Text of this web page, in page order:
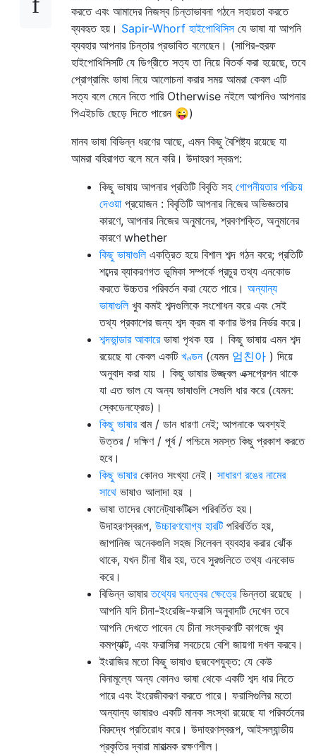
করতে এবং আমাদের নিজস্ব চিন্তাভাবনা গঠনে সহায়তা করতে
ব্যবহৃত হয়। Sapir-Whorf হাইপোথিসিসযে ভাষা যা আপনি
ব্যবহার আপনার চিন্তার প্রভাবিত বলেছেন। (সাপির-হুরফ
হাইপোথিসিসটি যে ডিগ্রীতে সত্য তা নিয়ে বিতর্ক করা হয়েছে, তবে
প্রোগ্রামিং ভাষা নিয়ে আলোচনা করার সময় আমরা কেবল এটি
সত্য বলে মেনে নিতে পারি Otherwise নইলে আপনিও আপনার
পিএইচডি ছেড়ে দিতে পারেন 😜)
মানব ভাষা বিভিন্ন ধরণের আছে, এমন কিছু বৈশিষ্ট্য রয়েছে যা
আমরা বহিরাগত বলে মনে করি। উদাহরণ স্বরূপ:
কিছু ভাষায় আপনার প্রতিটি বিবৃতি সহ গোপনীয়তার পরিচয়
দেওয়া প্রয়োজন : বিবৃতিটি আপনার নিজের অভিজ্ঞতার
কারণে, আপনার নিজের অনুমানের, শ্রবণশক্তি, অনুমানের
কারণে whether
কিছু ভাষাগুলিএকত্রিত হয়ে বিশাল শব্দ গঠন করে; প্রতিটি
শব্দের ব্যাকরণগত ভূমিকা সম্পর্কে প্রচুর তথ্য এনকোড
করতে উচ্চতর পরিবর্তন করা যেতে পারে। অন্যান্য
ভাষাগুলিখুব কমই শব্দগুলিকে সংশোধন করে এবং সেই
তথ্য প্রকাশের জন্য শব্দ ক্রম বা কণার উপর নির্ভর করে।
শব্দভান্ডার আকারেভাষা পৃথক হয় । কিছু ভাষায় এমন শব্দ
রয়েছে যা কেবল একটি খণ্ডন(যেমন 엄친아 ) দিয়ে
অনুবাদ করা যায় । কিছু ভাষার উজ্জ্বল এক্সপ্রেশন থাকে
যা এত ভাল যে অন্য ভাষাগুলি সেগুলি ধার করে (যেমন:
স্কেডেনফ্রেড)।
কিছু ভাষারবাম / ডান ধারণা নেই; আপনাকে অবশ্যই
উত্তর / দক্ষিণ / পূর্ব / পশ্চিমে সমস্ত কিছু প্রকাশ করতে
হবে।
কিছু ভাষারকোনও সংখ্যা নেই। সাধারণ রঙের নামের
সাথে ভাষাও আলাদা হয় ।
ভাষা তাদের ফোনেট্যাকটিক্সে পরিবর্তিত হয়।
উদাহরণস্বরূপ, উচ্চারণযোগ্য হারটিপরিবর্তিত হয়,
জাপানিজ অনেকগুলি সহজ সিলেবল ব্যবহার করার ঝোঁক
থাকে, যখন চীনা ধীর হয়, তবে সুরগুলিতে তথ্য এনকোড
করে।
বিভিন্ন ভাষারতথ্যের ঘনত্বের ক্ষেত্রেভিন্নতা রয়েছে ।
আপনি যদি চীনা-ইংরেজি-ফরাসি অনুবাদটি দেখেন তবে
আপনি দেখতে পাবেন যে চীনা সংস্করণটি কাগজে খুব
কমপ্যাক্ট, এবং ফরাসিরা সবচেয়ে বেশি জায়গা দখল করবে।
ইংরাজির মতো কিছু ভাষাও ছদ্মবেশযুক্ত: যে কেউ
বিনামূল্যে অন্য কোনও ভাষা থেকে একটি শব্দ ধার নিতে
পারে এবং ইংরেজীকরণ করতে পারে। ফরাসিগুলির মতো
অন্যান্য ভাষারও একটি মানক সংস্থা রয়েছে যা পরিবর্তনের
বিরুদ্ধে প্রতিরোধ করে। উদাহরণস্বরূপ, আইসল্যান্ডীয়
প্রকৃতির দ্বারা মারাত্মক রক্ষণশীল।